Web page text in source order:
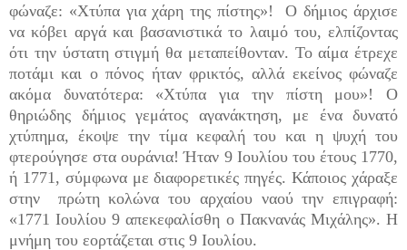
φώναζε: «Χτύπα για χάρη της πίστης»! Ο δήμιος άρχισε
να κόβει αργά και βασανιστικά το λαιμό του, ελπίζοντας
ότι την ύστατη στιγμή θα μεταπείθονταν. Το αίμα έτρεχε
ποτάμι και ο πόνος ήταν φρικτός, αλλά εκείνος φώναζε
ακόμα δυνατότερα: «Χτύπα για την πίστη μου»! Ο
θηριώδης δήμιος γεμάτος αγανάκτηση, με ένα δυνατό
χτύπημα, έκοψε την τίμα κεφαλή του και η ψυχή του
φτερούγησε στα ουράνια! Ήταν 9 Ιουλίου του έτους 1770,
ή 1771, σύμφωνα με διαφορετικές πηγές. Κάποιος χάραξε
στην πρώτη κολώνα του αρχαίου ναού την επιγραφή:
«1771 Ιουλίου 9 απεκεφαλίσθη ο Πακνανάς Μιχάλης». Η
μνήμη του εορτάζεται στις 9 Ιουλίου.